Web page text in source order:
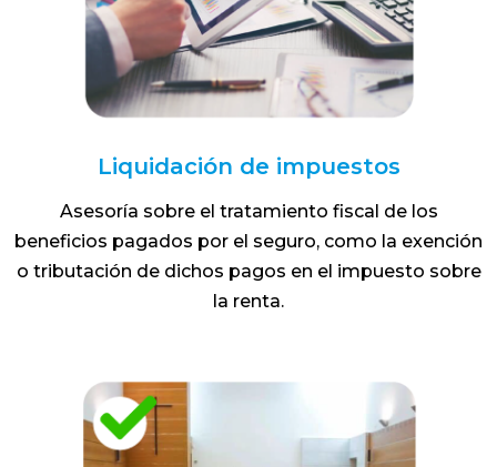
Liquidación de impuestos
Asesoría sobre el tratamiento fiscal de los
beneficios pagados por el seguro, como la exención
o tributación de dichos pagos en el impuesto sobre
la renta.